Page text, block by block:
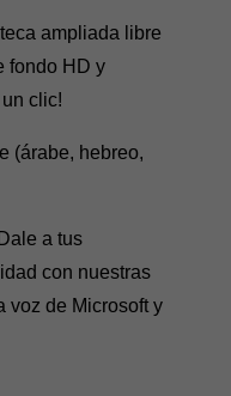
ampliada libre
fondo HD y
clic!
(árabe, hebreo,
a tus
con nuestras
voz de Microsoft y